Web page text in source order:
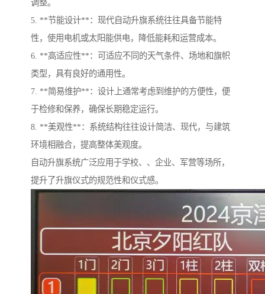
调整。
5. **节能设计**：现代自动升旗系统往往具备节能特
性，使用电机或太阳能供电，降低能耗和运营成本。
6. **高适应性**：可适应不同的天气条件、场地和旗帜
类型，具有良好的通用性。
7. **简易维护**：设计上通常考虑到维护的方便性，便
于检修和保养，确保长期稳定运行。
8. **美观性**：系统结构往往设计简洁、现代，与建筑
环境相融合，提高整体美观度。
自动升旗系统广泛应用于学校、、企业、军营等场所，
提升了升旗仪式的规范性和仪式感。